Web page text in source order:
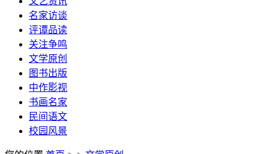
名家访谈
评谭品读
关注争鸣
文学原创
图书出版
中作影视
书画名家
民间语文
校园风景